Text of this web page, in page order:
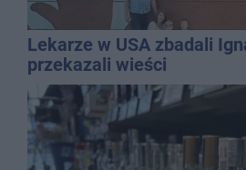
Lekarze w USA zbadali
przekazali wieści